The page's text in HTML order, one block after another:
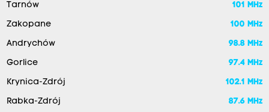
Tarnów 101 MHz
Zakopane 100 MHz
Andrychów 98.8 MHz
Gorlice 97.4 MHz
Krynica-Zdrój 102.1 MHz
Rabka-Zdrój 87.6 MHz